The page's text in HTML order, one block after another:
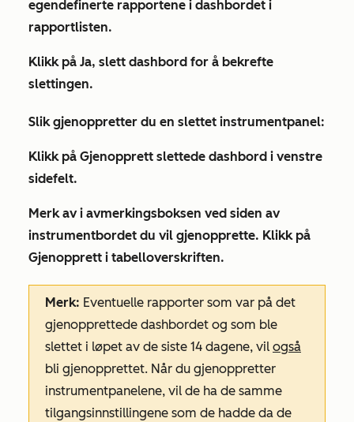
egendefinerte rapportene i dashbordet i
rapportlisten.
Klikk på Ja, slett dashbord for å bekrefte
slettingen.
Slik gjenoppretter du en slettet instrumentpanel:
Klikk på Gjenopprett slettede dashbord i venstre
sidefelt.
Merk av i avmerkingsboksen ved siden av
instrumentbordet du vil gjenopprette. Klikk på
Gjenopprett i tabelloverskriften.
Merk: Eventuelle rapporter som var på det
gjenopprettede dashbordet og som ble
slettet i løpet av de siste 14 dagene, vil også
bli gjenopprettet. Når du gjenoppretter
instrumentpanelene, vil de ha de samme
tilgangsinnstillingene som de hadde da de